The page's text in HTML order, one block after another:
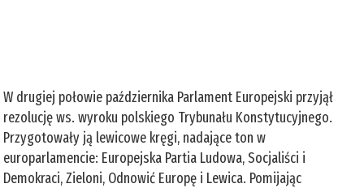
W drugiej połowie października Parlament Europejski przyjął
rezolucję ws. wyroku polskiego Trybunału Konstytucyjnego.
Przygotowały ją lewicowe kręgi, nadające ton w
europarlamencie: Europejska Partia Ludowa, Socjaliści i
Demokraci, Zieloni, Odnowić Europę i Lewica. Pomijając